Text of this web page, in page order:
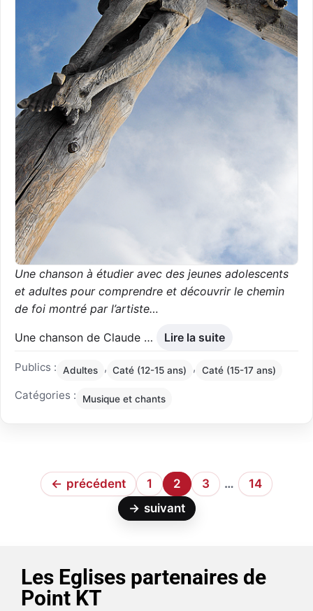
Une chanson à étudier avec des jeunes adolescents
et adultes pour comprendre et découvrir le chemin
de foi montré par l’artiste…
Une chanson de Claude … Lire la suite
Publics : Adultes , Caté (12-15 ans) , Caté (15-17 ans)
Catégories : Musique et chants
← précédent 1 2 3 …
14
→ suivant
Les Eglises partenaires de
Point KT